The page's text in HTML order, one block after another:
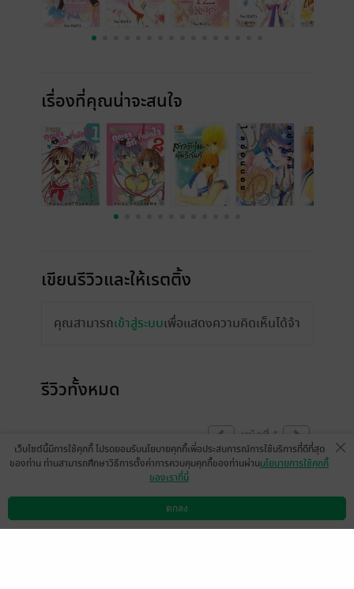
เรื่องที่คุณน่าจะสนใจ
เขียนรีวิวและให้เรตติ้ง
คุณสามารถเข้าสู่ระบบเพื่อแสดงความคิดเห็นได้จ้า
รีวิวทั้งหมด
หน้าที่ 1
ดาวน์โหลดแอป วิธีการใช้งาน ติดต่อเรา
เว็บไซต์นี้มีการใช้คุกกี้ โปรดยอมรับนโยบายคุกกี้เพื่อประสบการณ์การใช้บริการที่ดีที่สุด
ของท่าน ท่านสามารถศึกษาวิธีการตั้งค่าการควบคุมคุกกี้ของท่านผ่านนโยบายการใช้คุกกี้
ของเราที่นี่
ตกลง